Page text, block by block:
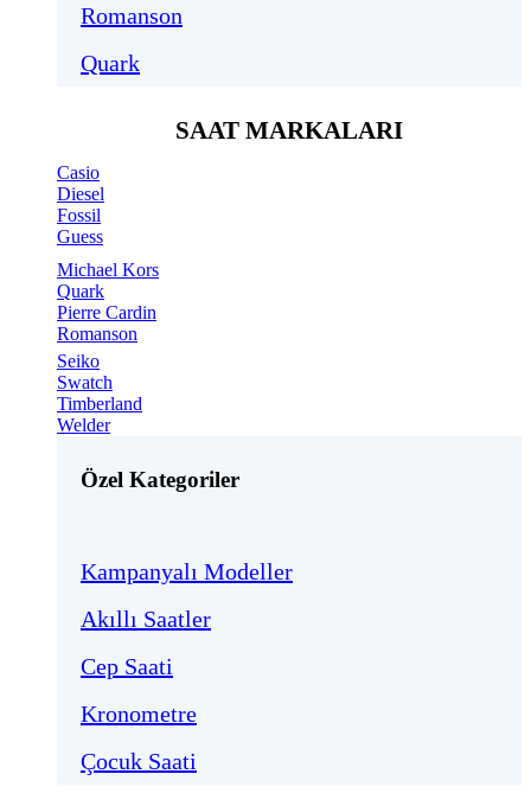
Romanson
Quark
SAAT MARKALARI
Casio
Diesel
Fossil
Guess
Michael Kors
Quark
Pierre Cardin
Romanson
Seiko
Swatch
Timberland
Welder
Özel Kategoriler
Kampanyalı Modeller
Akıllı Saatler
Cep Saati
Kronometre
Çocuk Saati